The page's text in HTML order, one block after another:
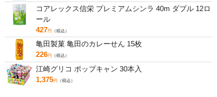
コアレックス信栄 プレミアムシンラ 40m ダブル 12ロ
ール
427円 （税込）
亀田製菓 亀田のカレーせん 15枚
226円 （税込）
江崎グリコ ポップキャン 30本入
1,375円 （税込）